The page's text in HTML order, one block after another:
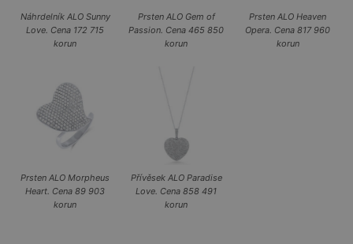
Náhrdelník ALO Sunny
Love. Cena 172 715
korun
Prsten ALO Gem of
Passion. Cena 465 850
korun
Prsten ALO Heaven
Opera. Cena 817 960
korun
Prsten ALO Morpheus
Heart. Cena 89 903
korun
Přívěsek ALO Paradise
Love. Cena 858 491
korun